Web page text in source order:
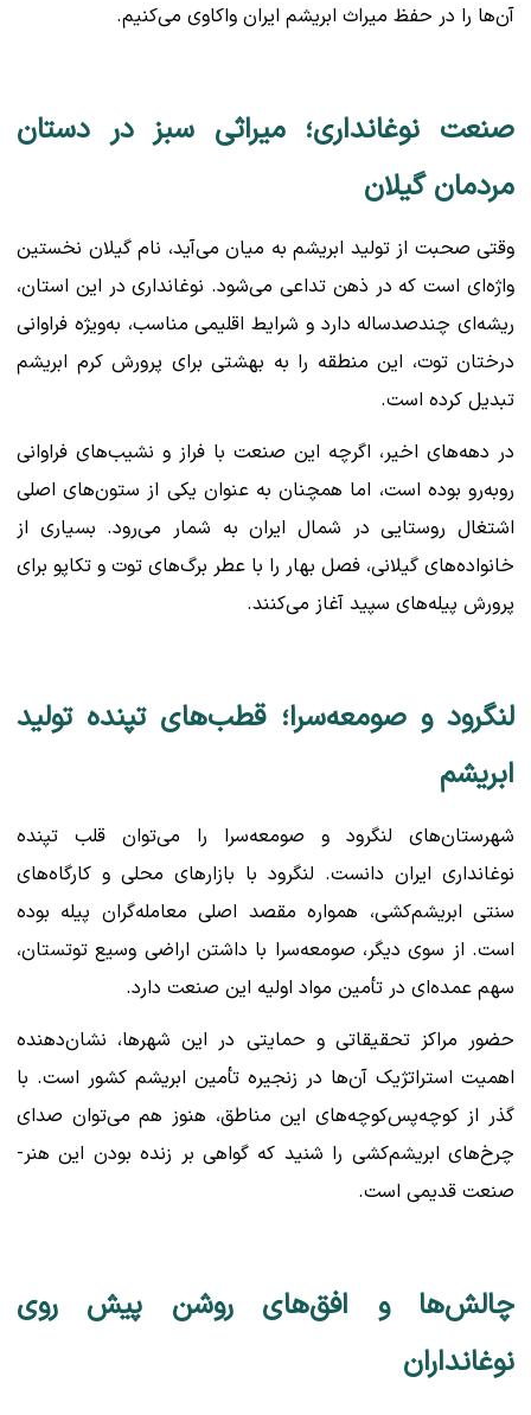
آن‌ها را در حفظ میراث ابریشم ایران واکاوی می‌کنیم.
صنعت نوغانداری؛ میراثی سبز در دستان
مردمان گیلان
وقتی صحبت از تولید ابریشم به میان می‌آید، نام گیلان نخستین
واژه‌ای است که در ذهن تداعی می‌شود. نوغانداری در این استان،
ریشه‌ای چندصدساله دارد و شرایط اقلیمی مناسب، به‌ویژه فراوانی
درختان توت، این منطقه را به بهشتی برای پرورش کرم ابریشم
تبدیل کرده است.
در دهه‌های اخیر، اگرچه این صنعت با فراز و نشیب‌های فراوانی
روبه‌رو بوده است، اما همچنان به عنوان یکی از ستون‌های اصلی
اشتغال روستایی در شمال ایران به شمار می‌رود. بسیاری از
خانواده‌های گیلانی، فصل بهار را با عطر برگ‌های توت و تکاپو برای
پرورش پیله‌های سپید آغاز می‌کنند.
لنگرود و صومعه‌سرا؛ قطب‌های تپنده تولید
ابریشم
شهرستان‌های لنگرود و صومعه‌سرا را می‌توان قلب تپنده
نوغانداری ایران دانست. لنگرود با بازارهای محلی و کارگاه‌های
سنتی ابریشم‌کشی، همواره مقصد اصلی معامله‌گران پیله بوده
است. از سوی دیگر، صومعه‌سرا با داشتن اراضی وسیع توتستان،
سهم عمده‌ای در تأمین مواد اولیه این صنعت دارد.
حضور مراکز تحقیقاتی و حمایتی در این شهرها، نشان‌دهنده
اهمیت استراتژیک آن‌ها در زنجیره تأمین ابریشم کشور است. با
گذر از کوچه‌پس‌کوچه‌های این مناطق، هنوز هم می‌توان صدای
چرخ‌های ابریشم‌کشی را شنید که گواهی بر زنده بودن این هنر-
صنعت قدیمی است.
چالش‌ها و افق‌های روشن پیش روی
نوغانداران